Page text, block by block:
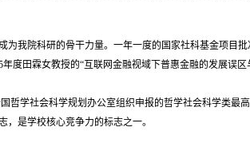
为我院科研的骨干力量。一年一度的国家社科基金项目
度田霖女教授的“互联网金融视域下普惠金融的发展误
哲学社会科学规划办公室组织申报的哲学社会科学类最
是学校核心竞争力的标志之一。